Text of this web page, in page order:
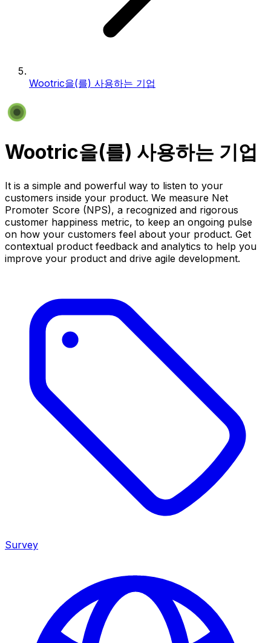
Wootric을(를) 사용하는 기업
Wootric을(를) 사용하는 기업
It is a simple and powerful way to listen to your
customers inside your product. We measure Net
Promoter Score (NPS), a recognized and rigorous
customer happiness metric, to keep an ongoing pulse
on how your customers feel about your product. Get
contextual product feedback and analytics to help you
improve your product and drive agile development.
Survey